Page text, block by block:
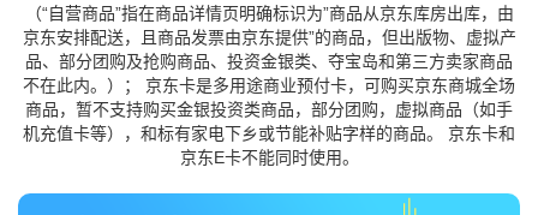
（“自营商品”指在商品详情页明确标识为”商品从京东库房出库，由
京东安排配送，且商品发票由京东提供”的商品，但出版物、虚拟产
品、部分团购及抢购商品、投资金银类、夺宝岛和第三方卖家商品
不在此内。）； 京东卡是多用途商业预付卡，可购买京东商城全场
商品，暂不支持购买金银投资类商品，部分团购，虚拟商品（如手
机充值卡等），和标有家电下乡或节能补贴字样的商品。 京东卡和
京东E卡不能同时使用。